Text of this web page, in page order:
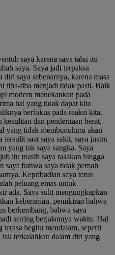
saya karena saya tahu itu
saya. Saya jadi terpaksa
saya sebenarnya, karena masa
tiba-tiba menjadi tidak pasti. Baik
modern menekankan pada
hal yang tidak dapat kita
berfokus pada reaksi kita.
dan penderitaan berat,
yang tidak membunuhmu akan
saat saya sakit, saya justru
yang tak saya sangka. Saya
itu masih saya rasakan hingga
saya bahwa saya tidak pernah
Kepribadian saya terus
peluang emas untuk
ada. Saya sulit mengungkapkan
keberanian, pemikiran bahwa
berkembang, bahwa saya
seiring berjalannya waktu. Hal
begitu mendalam, seperti
tak terkalahkan dalam diri yang